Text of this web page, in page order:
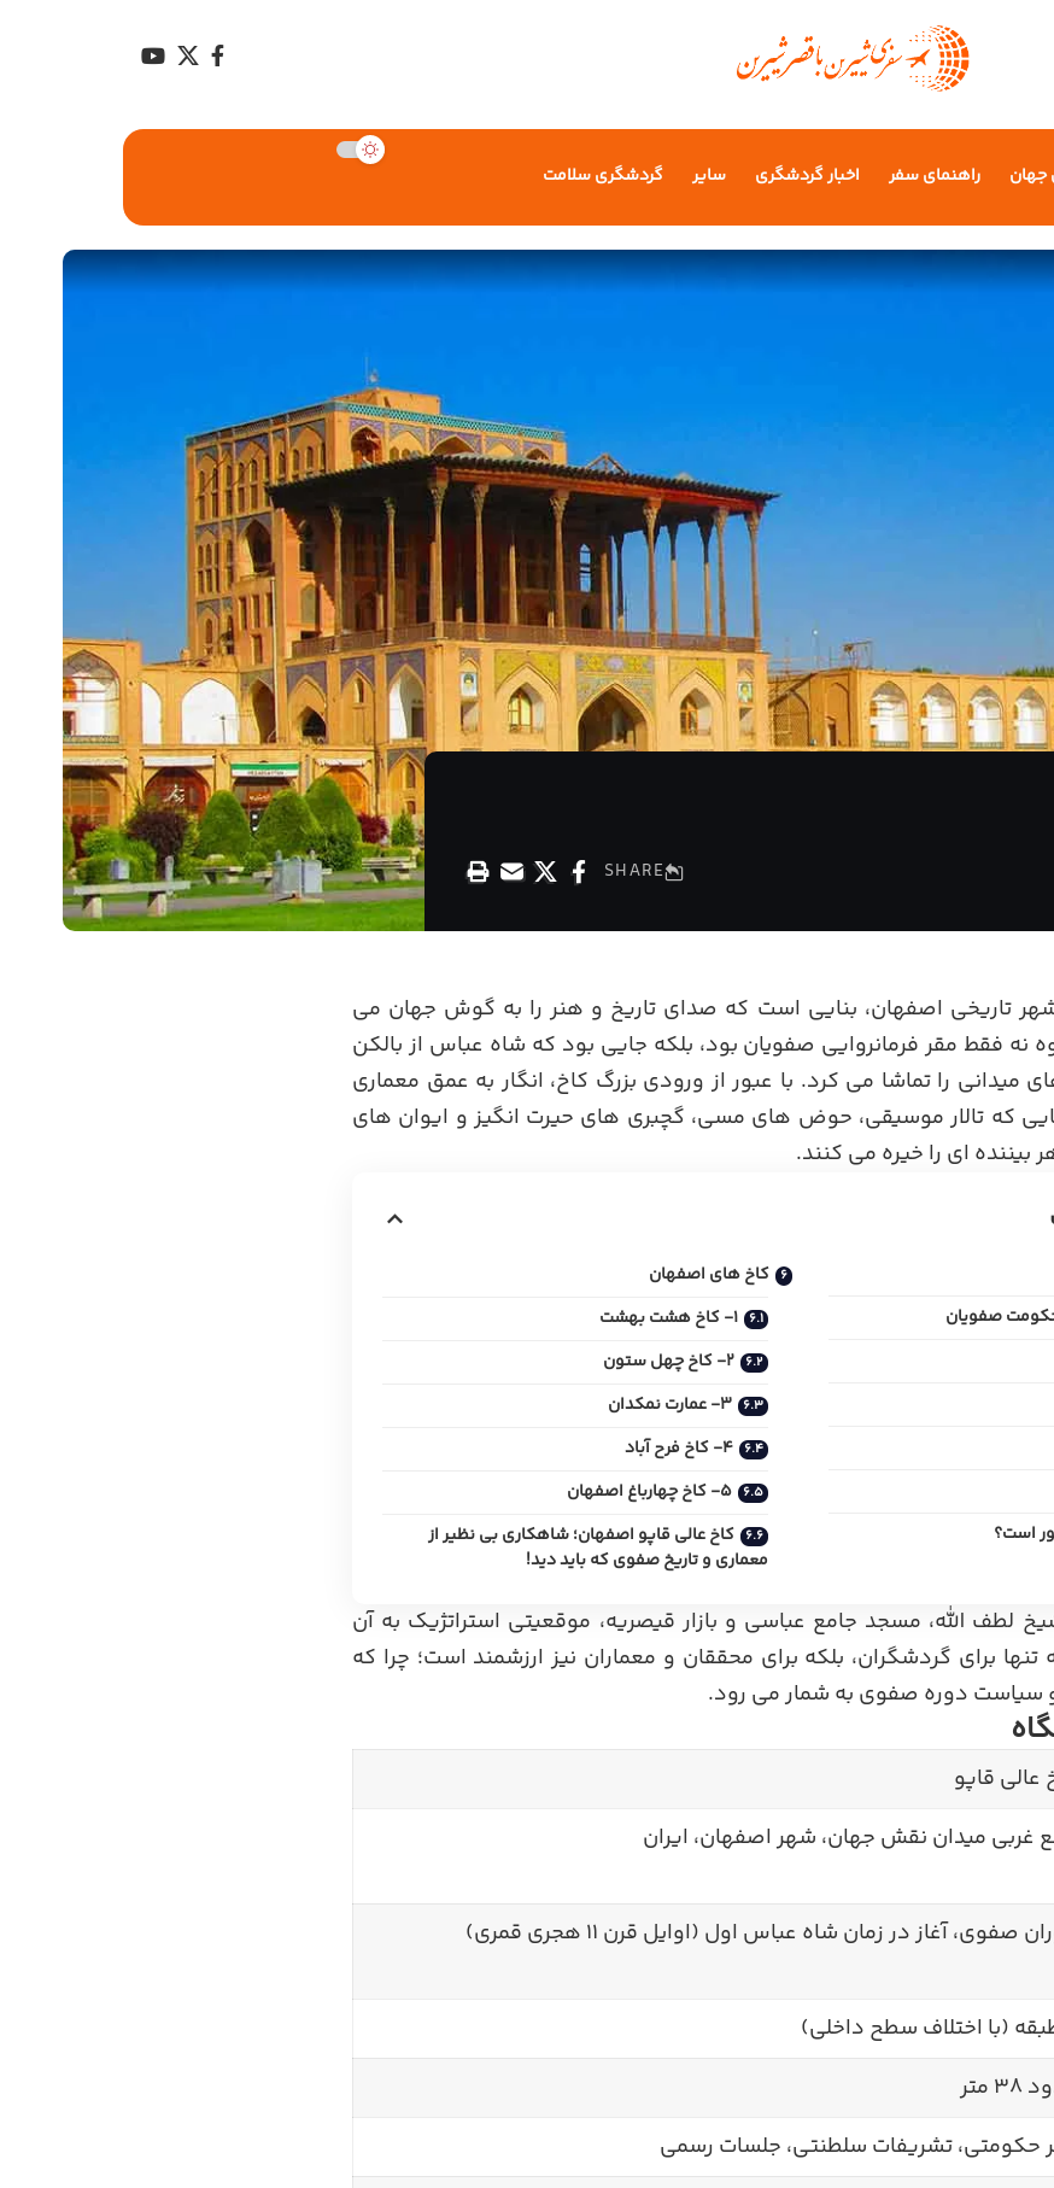
جهان راهنمای سفر اخبار گردشگری سایر گردشگری سلامت
SHARE
تاریخی اصفهان، بنایی است که صدای تاریخ و هنر را به گوش جهان می
نه فقط مقر فرمانروایی صفویان بود، بلکه جایی بود که شاه عباس از بالکن
میدانی را تماشا می کرد. با عبور از ورودی بزرگ کاخ، انگار به عمق معماری
که تالار موسیقی، حوض های مسی، گچبری های حیرت انگیز و ایوان های
ای را خیره می کنند.
حکومت صفویان
است؟
کاخ های اصفهان
1- کاخ هشت بهشت
2- کاخ چهل ستون
3- عمارت نمکدان
4- کاخ فرح آباد
5- کاخ چهارباغ اصفهان
کاخ عالی قاپو اصفهان؛ شاهکاری بی نظیر از
معماری و تاریخ صفوی که باید دید!
لطف الله، مسجد جامع عباسی و بازار قیصریه، موقعیتی استراتژیک به آن
برای گردشگران، بلکه برای محققان و معماران نیز ارزشمند است؛ چرا که
سیاست دوره صفوی به شمار می رود.
عالی قاپو
غربی میدان نقش جهان، شهر اصفهان، ایران
صفوی، آغاز در زمان شاه عباس اول (اوایل قرن ۱۱ هجری قمری)
متر
حکومتی، تشریفات سلطنتی، جلسات رسمی